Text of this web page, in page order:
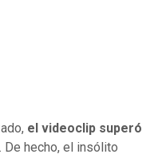
el videoclip superó
. De hecho, el insólito